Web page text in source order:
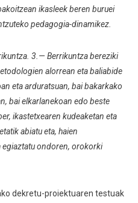
ikasleek beren buruei
pedagogia-dinamikez.
3.— Berrikuntza bereziki
alorrean eta baliabide
eta arduratsuan, bai bakarkako
bai elkarlanekoan edo beste
ikastetxearen kudeaketan eta
abiatu eta, haien
egiaztatu ondoren, orokorki
dekretu-proiektuaren testuak